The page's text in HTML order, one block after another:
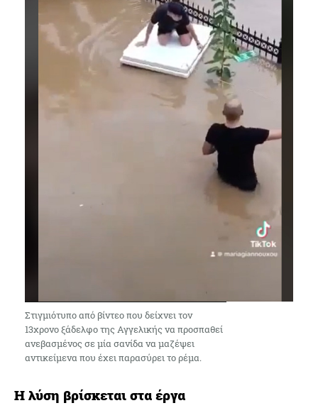
Στιγμιότυπο από βίντεο που δείχνει τον
13χρονο ξάδελφο της Αγγελικής να προσπαθεί
ανεβασμένος σε μία σανίδα να μαζέψει
αντικείμενα που έχει παρασύρει το ρέμα.
Η λύση βρίσκεται στα έργα